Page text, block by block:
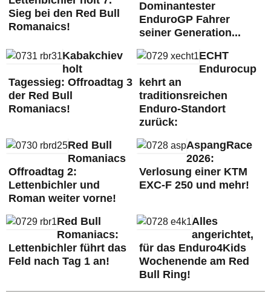
Sieg bei den Red Bull
Romanaics!
Dominantester
EnduroGP Fahrer
seiner Generation...
Kabakchiev
holt
Tagessieg: Offroadtag 3
der Red Bull
Romaniacs!
ECHT
Endurocup
kehrt an
traditionsreichen
Enduro-Standort
zurück:
Red Bull
Romaniacs
Offroadtag 2:
Lettenbichler und
Roman weiter vorne!
AspangRace
2026:
Verlosung einer KTM
EXC-F 250 und mehr!
Red Bull
Romaniacs:
Lettenbichler führt das
Feld nach Tag 1 an!
Alles
angerichtet,
für das Enduro4Kids
Wochenende am Red
Bull Ring!